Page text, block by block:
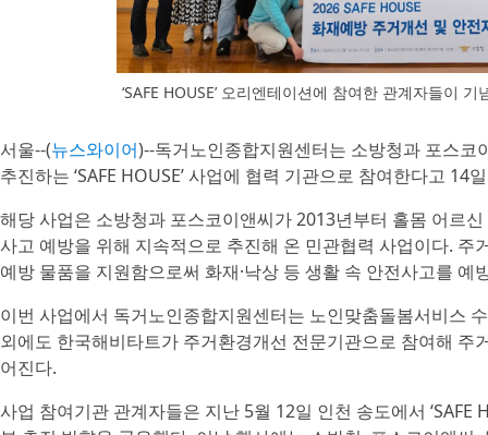
‘SAFE HOUSE’ 오리엔테이션에 참여한 관계자들이
서울--(뉴스와이어)--독거노인종합지원센터는 소방청과 포스
추진하는 ‘SAFE HOUSE’ 사업에 협력 기관으로 참여한다고 14
해당 사업은 소방청과 포스코이앤씨가 2013년부터 홀몸 어르
사고 예방을 위해 지속적으로 추진해 온 민관협력 사업이다. 주
예방 물품을 지원함으로써 화재·낙상 등 생활 속 안전사고를
이번 사업에서 독거노인종합지원센터는 노인맞춤돌봄서비스
외에도 한국해비타트가 주거환경개선 전문기관으로 참여해
어진다.
사업 참여기관 관계자들은 지난 5월 12일 인천 송도에서